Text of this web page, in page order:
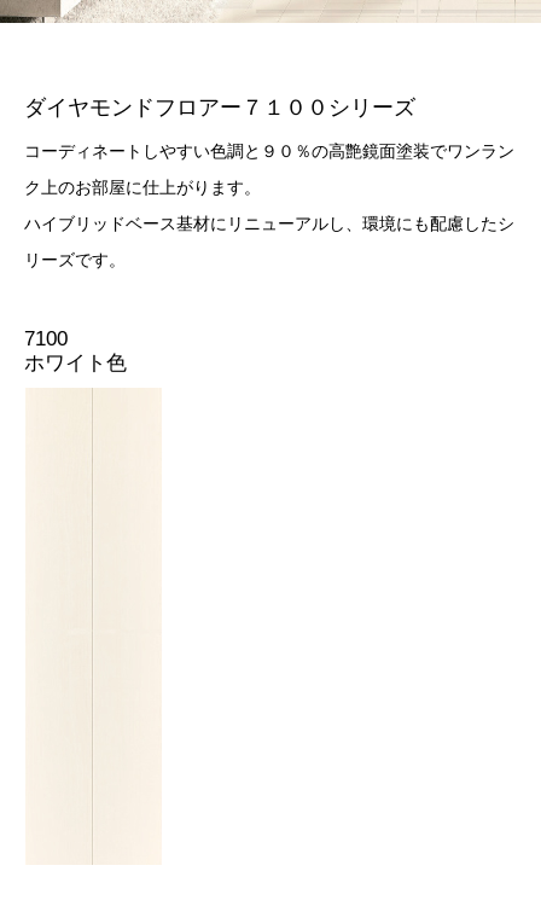
ダイヤモンドフロアー７１００シリーズ
コーディネートしやすい色調と９０％の高艶鏡面塗装でワンラン
ク上のお部屋に仕上がります。
ハイブリッドベース基材にリニューアルし、環境にも配慮したシ
リーズです。
7100
ホワイト色